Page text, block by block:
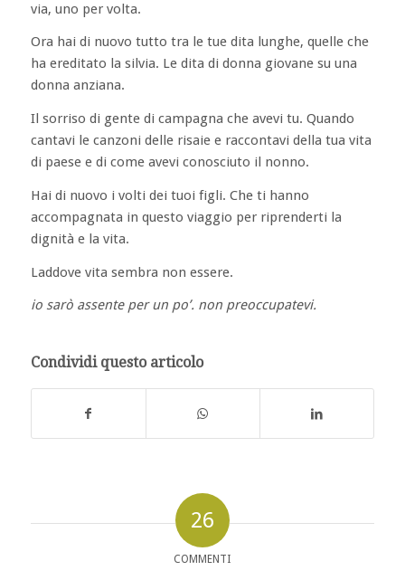
via, uno per volta.
Ora hai di nuovo tutto tra le tue dita lunghe, quelle che
ha ereditato la silvia. Le dita di donna giovane su una
donna anziana.
Il sorriso di gente di campagna che avevi tu. Quando
cantavi le canzoni delle risaie e raccontavi della tua vita
di paese e di come avevi conosciuto il nonno.
Hai di nuovo i volti dei tuoi figli. Che ti hanno
accompagnata in questo viaggio per riprenderti la
dignità e la vita.
Laddove vita sembra non essere.
io sarò assente per un po’. non preoccupatevi.
Condividi questo articolo
26
COMMENTI